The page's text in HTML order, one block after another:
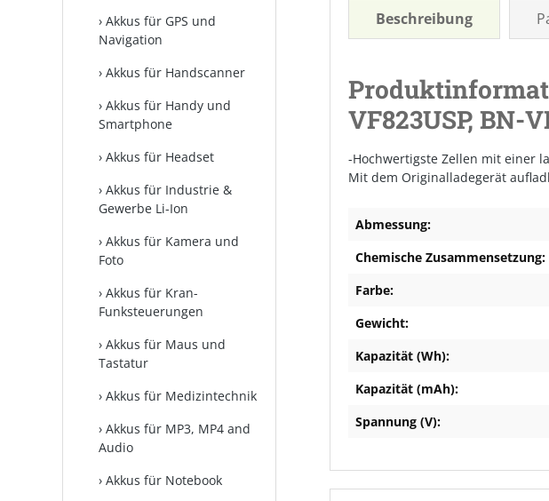
Akkus für GPS und
Navigation
Akkus für Handscanner
Akkus für Handy und
Smartphone
Akkus für Headset
Akkus für Industrie &
Gewerbe Li-Ion
Akkus für Kamera und
Foto
Akkus für Kran-
Funksteuerungen
Akkus für Maus und
Tastatur
Akkus für Medizintechnik
Akkus für MP3, MP4 and
Audio
Akkus für Notebook
Beschreibung
VF823USP, BN-
-Hochwertigste Zellen mit einer
Mit dem Originalladegerät
Abmessung:
Chemische Zusammensetzung:
Farbe:
Gewicht:
Kapazität (Wh):
Kapazität (mAh):
Spannung (V):